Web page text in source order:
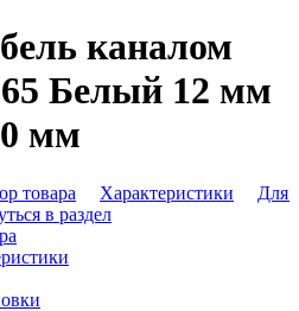
каналом
Белый 12 мм
мм
товара Характеристики
Для